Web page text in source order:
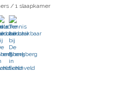
/ 1 slaapkamer